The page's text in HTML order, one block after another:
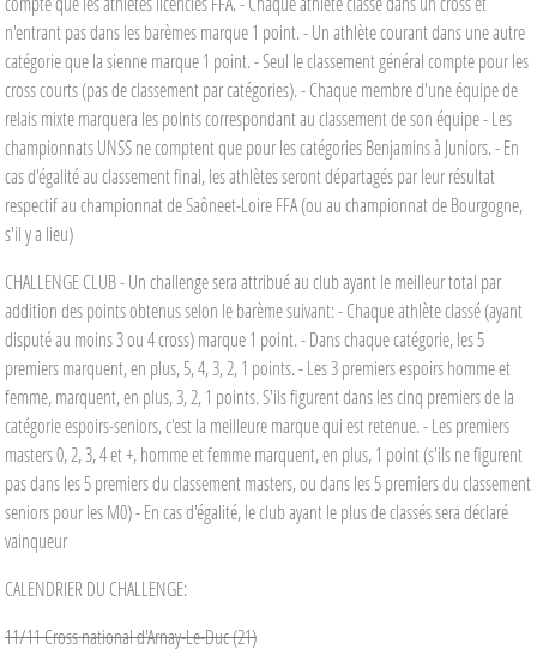
n'entrant pas dans les barèmes marque 1 point. - Un athlète courant dans une autre
catégorie que la sienne marque 1 point. - Seul le classement général compte pour les
cross courts (pas de classement par catégories). - Chaque membre d'une équipe de
relais mixte marquera les points correspondant au classement de son équipe - Les
championnats UNSS ne comptent que pour les catégories Benjamins à Juniors. - En
cas d'égalité au classement final, les athlètes seront départagés par leur résultat
respectif au championnat de Saôneet-Loire FFA (ou au championnat de Bourgogne,
s'il y a lieu)
CHALLENGE CLUB - Un challenge sera attribué au club ayant le meilleur total par
addition des points obtenus selon le barème suivant: - Chaque athlète classé (ayant
disputé au moins 3 ou 4 cross) marque 1 point. - Dans chaque catégorie, les 5
premiers marquent, en plus, 5, 4, 3, 2, 1 points. - Les 3 premiers espoirs homme et
femme, marquent, en plus, 3, 2, 1 points. S'ils figurent dans les cinq premiers de la
catégorie espoirs-seniors, c'est la meilleure marque qui est retenue. - Les premiers
masters 0, 2, 3, 4 et +, homme et femme marquent, en plus, 1 point (s'ils ne figurent
pas dans les 5 premiers du classement masters, ou dans les 5 premiers du classement
seniors pour les M0) - En cas d'égalité, le club ayant le plus de classés sera déclaré
vainqueur
CALENDRIER DU CHALLENGE:
11/11 Cross national d'Arnay-Le-Duc (21)